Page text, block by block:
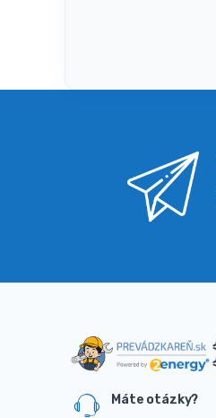
Máte otázky?